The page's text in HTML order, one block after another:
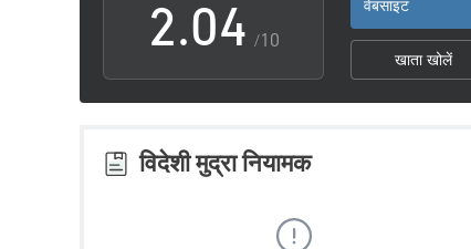
2
3
4
.0
1
2
4
5
6
/10
वेबसाइट
खाता खोलें
विदेशी मुद्रा नियामक